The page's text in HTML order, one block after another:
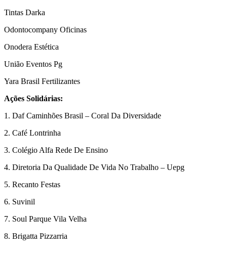
Tintas Darka
Odontocompany Oficinas
Onodera Estética
União Eventos Pg
Yara Brasil Fertilizantes
Ações Solidárias:
1. Daf Caminhões Brasil – Coral Da Diversidade
2. Café Lontrinha
3. Colégio Alfa Rede De Ensino
4. Diretoria Da Qualidade De Vida No Trabalho – Uepg
5. Recanto Festas
6. Suvinil
7. Soul Parque Vila Velha
8. Brigatta Pizzarria